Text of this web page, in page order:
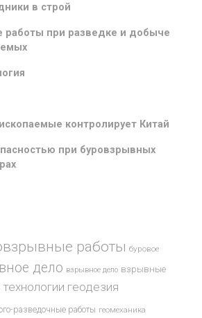
в строй
работы при разведке и добыче
контролирует Китай
при буровзрывных
работы буровое
дело взрывное дело взрывные
геодезия
разведочные работы геомеханика